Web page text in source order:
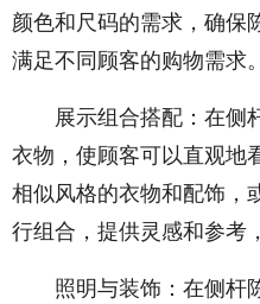
颜色和尺码的需求，确保
满足不同顾客的购物需求。
展示组合搭配：在侧
衣物，使顾客可以直观地
相似风格的衣物和配饰，
行组合，提供灵感和参考
照明与装饰：在侧杆